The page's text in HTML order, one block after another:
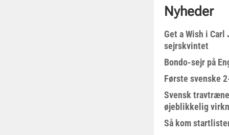
Nyheder
Get a Wish i Carl
sejrskvintet
Bondo-sejr på
Første svenske
Svensk
øjeblikkelig
Så kom